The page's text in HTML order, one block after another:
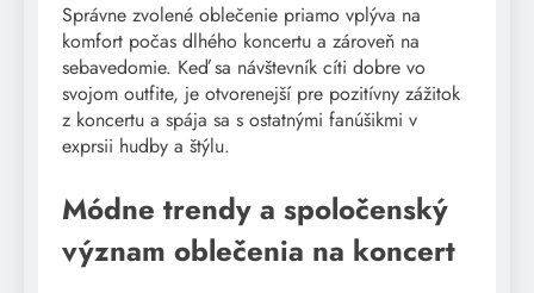
Správne zvolené oblečenie priamo vplýva na
komfort počas dlhého koncertu a zároveň na
sebavedomie. Keď sa návštevník cíti dobre vo
svojom outfite, je otvorenejší pre pozitívny zážitok
z koncertu a spája sa s ostatnými fanúšikmi v
exprsii hudby a štýlu.
Módne trendy a spoločenský
význam oblečenia na koncert